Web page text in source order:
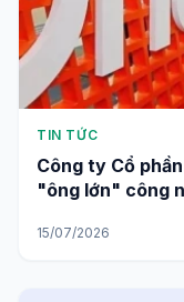
TIN TỨC
Công ty Cổ
"ông lớn" công
15/07/2026